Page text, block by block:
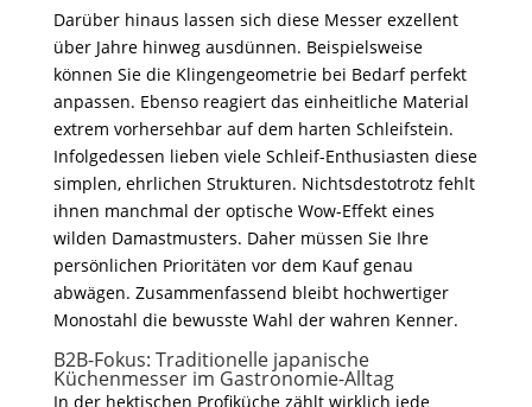
Darüber hinaus lassen sich diese Messer exzellent
über Jahre hinweg ausdünnen. Beispielsweise
können Sie die Klingengeometrie bei Bedarf perfekt
anpassen. Ebenso reagiert das einheitliche Material
extrem vorhersehbar auf dem harten Schleifstein.
Infolgedessen lieben viele Schleif-Enthusiasten diese
simplen, ehrlichen Strukturen. Nichtsdestotrotz fehlt
ihnen manchmal der optische Wow-Effekt eines
wilden Damastmusters. Daher müssen Sie Ihre
persönlichen Prioritäten vor dem Kauf genau
abwägen. Zusammenfassend bleibt hochwertiger
Monostahl die bewusste Wahl der wahren Kenner.
B2B-Fokus: Traditionelle japanische
Küchenmesser im Gastronomie-Alltag
In der hektischen Profiküche zählt wirklich jede